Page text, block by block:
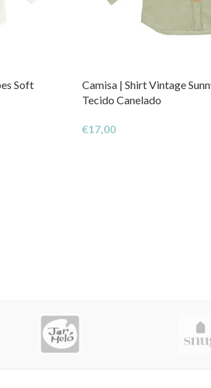
Soft
Camisa | Shirt Vintage
Tecido Canelado
€17,00